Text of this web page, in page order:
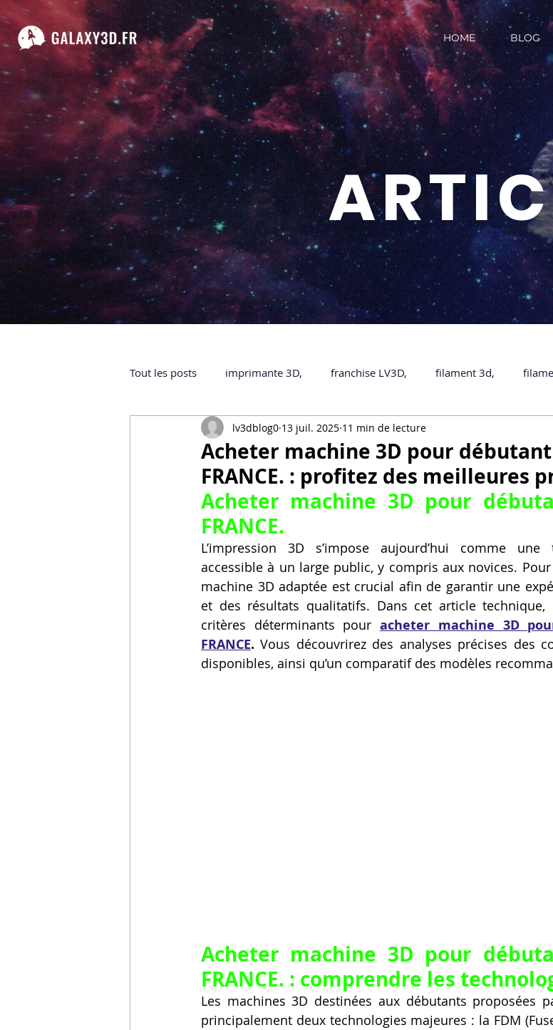
HOME BLOG
Tout les posts imprimante 3D, franchise LV3D, filament 3d,
impression 3D à la demande Accessoires imprimante 3D professionelle
ARTILLERY 3D Formation impression 3D SCANNER 3D
certifiée QUALIOPI Refaire une piece en 3D Formation 3D en ligne.
Creality Hi combo Artillery M1 Pro Filament PLA Service
Vidéos sur l'impression 3D, Artillery M1 pro Creality HI combo
Acheter machine 3D pour débutant
FRANCE. : profitez des meilleures
lv3dblog0 13 juil. 2025 11 min de lecture
Acheter machine 3D pour
FRANCE.
L’impression 3D s’impose aujourd’hui comme une
accessible à un large public, y compris aux novices.
machine 3D adaptée est crucial afin de garantir une
et des résultats qualitatifs. Dans cet article
critères déterminants pour acheter machine 3D
FRANCE. Vous découvrirez des analyses précises des
disponibles, ainsi qu’un comparatif des modèles
Acheter machine 3D pour
FRANCE. : comprendre les
Les machines 3D destinées aux débutants proposées
principalement deux technologies majeures : la FDM